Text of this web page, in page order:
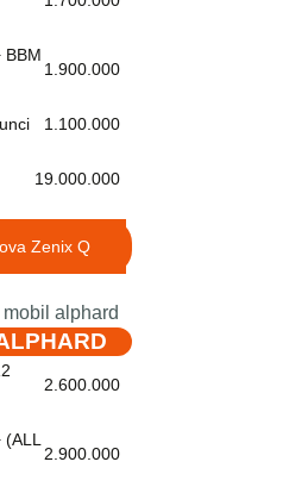
BBM
1.900.000
1.100.000
19.000.000
Zenix Q
2.600.000
2.900.000